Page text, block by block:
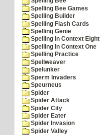
Spelling Bee Games
Spelling Builder
Spelling Flash Cards
Spelling Genie
Spelling In Context Eight
Spelling In Context One
Spelling Practice
Spellweaver
Spelunker
Sperm Invaders
Speurneus
Spider
Spider Attack
Spider City
Spider Eater
Spider Invasion
Spider Valley